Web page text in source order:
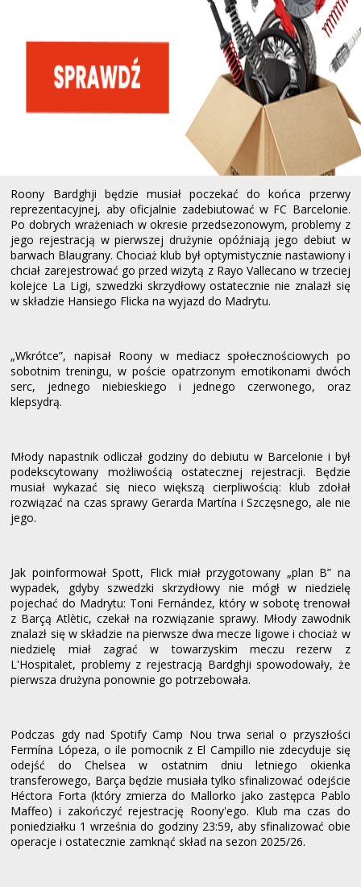
Roony Bardghji będzie musiał poczekać do końca przerwy
reprezentacyjnej, aby oficjalnie zadebiutować w FC Barcelonie.
Po dobrych wrażeniach w okresie przedsezonowym, problemy z
jego rejestracją w pierwszej drużynie opóźniają jego debiut w
barwach Blaugrany. Chociaż klub był optymistycznie nastawiony i
chciał zarejestrować go przed wizytą z Rayo Vallecano w trzeciej
kolejce La Ligi, szwedzki skrzydłowy ostatecznie nie znalazł się
w składzie Hansiego Flicka na wyjazd do Madrytu.
„Wkrótce”, napisał Roony w mediacz społecznościowych po
sobotnim treningu, w poście opatrzonym emotikonami dwóch
serc, jednego niebieskiego i jednego czerwonego, oraz
klepsydrą.
Młody napastnik odliczał godziny do debiutu w Barcelonie i był
podekscytowany możliwością ostatecznej rejestracji. Będzie
musiał wykazać się nieco większą cierpliwością: klub zdołał
rozwiązać na czas sprawy Gerarda Martína i Szczęsnego, ale nie
jego.
Jak poinformował Spott, Flick miał przygotowany „plan B” na
wypadek, gdyby szwedzki skrzydłowy nie mógł w niedzielę
pojechać do Madrytu: Toni Fernández, który w sobotę trenował
z Barçą Atlètic, czekał na rozwiązanie sprawy. Młody zawodnik
znalazł się w składzie na pierwsze dwa mecze ligowe i chociaż w
niedzielę miał zagrać w towarzyskim meczu rezerw z
L'Hospitalet, problemy z rejestracją Bardghji spowodowały, że
pierwsza drużyna ponownie go potrzebowała.
Podczas gdy nad Spotify Camp Nou trwa serial o przyszłości
Fermína Lópeza, o ile pomocnik z El Campillo nie zdecyduje się
odejść do Chelsea w ostatnim dniu letniego okienka
transferowego, Barça będzie musiała tylko sfinalizować odejście
Héctora Forta (który zmierza do Mallorko jako zastępca Pablo
Maffeo) i zakończyć rejestrację Roony'ego. Klub ma czas do
poniedziałku 1 września do godziny 23:59, aby sfinalizować obie
operacje i ostatecznie zamknąć skład na sezon 2025/26.